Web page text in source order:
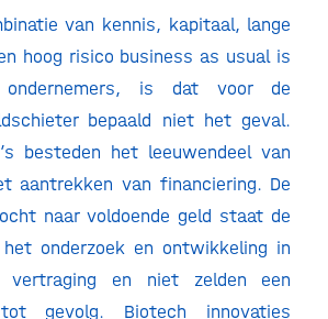
van kennis, kapitaal, lange
hoog risico business as usual is
is dat voor de
bepaald niet het geval.
besteden het leeuwendeel van
aantrekken van financiering. De
naar voldoende geld staat de
onderzoek en ontwikkeling in
en niet zelden een
gevolg. Biotech innovaties